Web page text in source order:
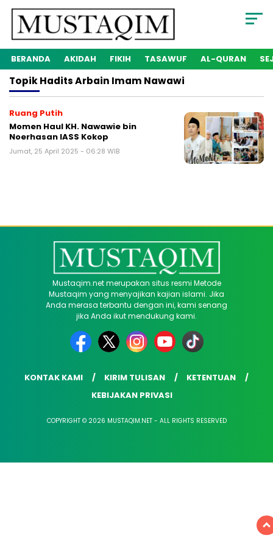
BERANDA AKIDAH FIKIH TASAWUF AL-QURAN
TopikHadits Arbain Imam Nawawi
Ruang Putih
Momen Haul KH. Nawawie bin
Noerhasan IASS Kokop
Jumat, 25 April 2025 - 06:28 WIB
Mustaqim.net merupakan situs resmi Metode
Mustaqim yang menyajikan kajian islami. Jika
Anda merasa terbantu dengan ini, kami senang
jika Anda ikut mendukung kami.
KONTAK KAMI KIRIM TULISAN
KETENTUAN
KEBIJAKAN PRIVASI
COPYRIGHT © 2026 MUSTAQIM.NET - ALL RIGHTS RESERVED